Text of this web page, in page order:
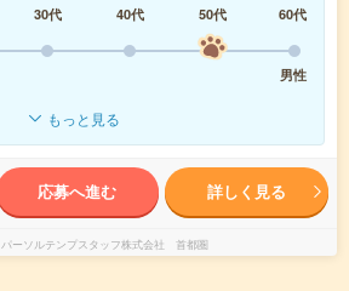
30代 40代 50代
60代
男性
もっと見る
応募へ進む 詳しく見る
パーソルテンプスタッフ株式会社 首都圏